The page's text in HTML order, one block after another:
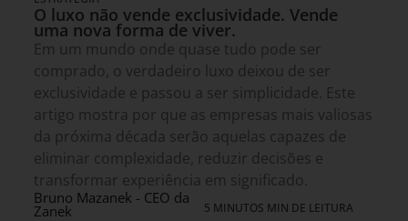
O luxo não vende exclusividade. Vende
uma nova forma de viver.
Em um mundo onde quase tudo pode ser
comprado, o verdadeiro luxo deixou de ser
exclusividade e passou a ser simplicidade. Este
artigo mostra por que as empresas mais valiosas
da próxima década serão aquelas capazes de
eliminar complexidade, reduzir decisões e
transformar experiência em significado.
Bruno Mazanek - CEO da
Zanek 5 MINUTOS MIN DE LEITURA